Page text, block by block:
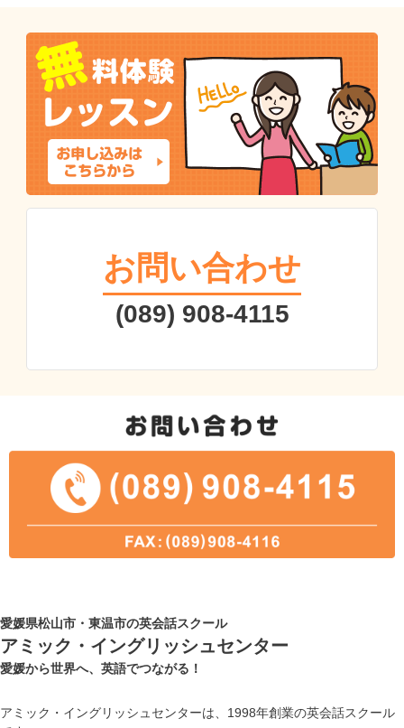
お問い合わせ
(089) 908-4115
愛媛県松山市・東温市の英会話スクール
アミック・イングリッシュセンター
愛媛から世界へ、英語でつながる！
アミック・イングリッシュセンターは、1998年創業の英会話スクール